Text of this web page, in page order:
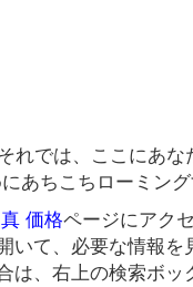
では、ここにあな
あちこちローミング
価格ページにアク
て、必要な情報を
は、右上の検索ボッ